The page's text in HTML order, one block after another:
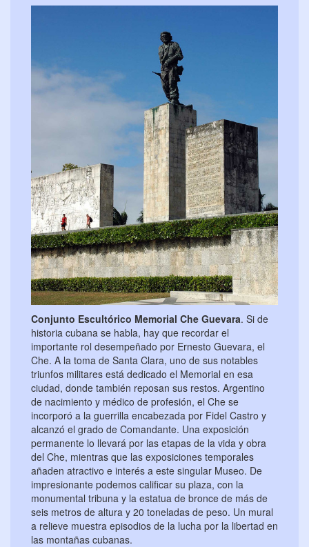
Conjunto Escultórico Memorial Che Guevara. Si de
historia cubana se habla, hay que recordar el
importante rol desempeñado por Ernesto Guevara, el
Che. A la toma de Santa Clara, uno de sus notables
triunfos militares está dedicado el Memorial en esa
ciudad, donde también reposan sus restos. Argentino
de nacimiento y médico de profesión, el Che se
incorporó a la guerrilla encabezada por Fidel Castro y
alcanzó el grado de Comandante. Una exposición
permanente lo llevará por las etapas de la vida y obra
del Che, mientras que las exposiciones temporales
añaden atractivo e interés a este singular Museo. De
impresionante podemos calificar su plaza, con la
monumental tribuna y la estatua de bronce de más de
seis metros de altura y 20 toneladas de peso. Un mural
a relieve muestra episodios de la lucha por la libertad en
las montañas cubanas.